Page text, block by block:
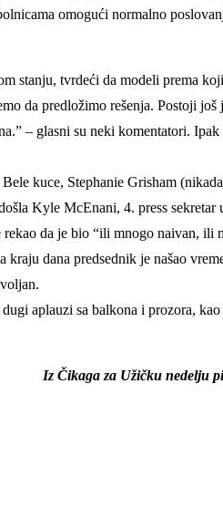
omogući normalno
stanju, tvrdeći da modeli prema
da predložimo rešenja. Postoji još
– glasni su neki komentatori. Ipak
kuce, Stephanie Grisham
Kyle McEnani, 4. press sekretar
da je bio “ili mnogo naivan, ili
dana predsednik je našao
aplauzi sa balkona i prozora, kao
Iz Čikaga za Užičku nedelju